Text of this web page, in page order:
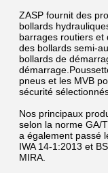
ZASP fournit des
bollards
barrages routiers et
des bollards semi-
bollards de
pneus et les MVB
sécurité
Nos principaux
selon la norme GA/
a également passé
IWA 14-1:2013 et
MIRA.